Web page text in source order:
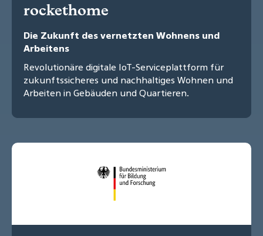
rockethome
Die Zukunft des vernetzten Wohnens und
Arbeitens
Revolutionäre digitale IoT-Serviceplattform für
zukunftssicheres und nachhaltiges Wohnen und
Arbeiten in Gebäuden und Quartieren.